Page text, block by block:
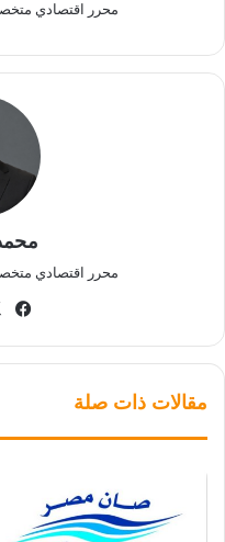
محرر اقتصادي
محرر اقتصادي
مقالات ذات صلة